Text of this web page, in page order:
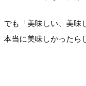
でも「美味しい、美味
本当に美味しかったら